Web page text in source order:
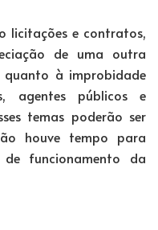
licitações e contratos,
de uma outra
quanto à improbidade
agentes públicos e
temas poderão ser
houve tempo para
funcionamento da